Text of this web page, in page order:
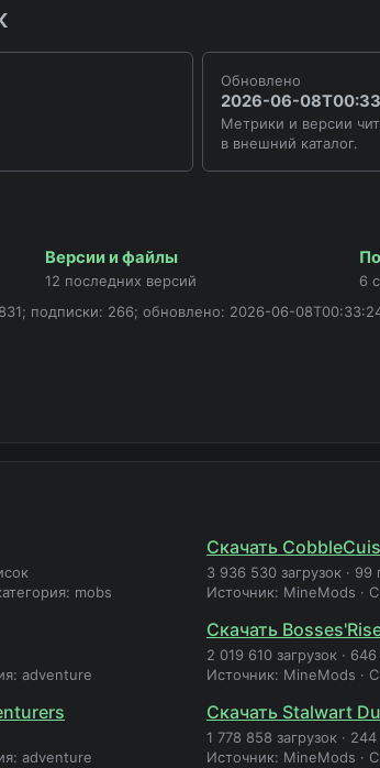
Обновлено
2026-06-
Метрики и версии
в внешний каталог.
Версии и файлы
12 последних версий
6
подписки: 266; обновлено: 2026-06-
mobs
Скачать
3 936 530 загрузок · 99
Источник: MineMods ·
adventure
Скачать
2 019 610 загрузок · 646
Источник: MineMods ·
adventure
Скачать Stalwart
1 778 858 загрузок · 244
Источник: MineMods ·